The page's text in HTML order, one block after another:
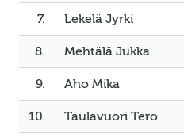
7. Lekelä Jyrki
8. Mehtälä Jukka
9. Aho Mika
10. Taulavuori Tero